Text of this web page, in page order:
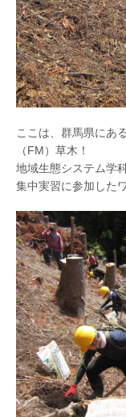
ここは、群馬県にあ
（FM）草木！
地域生態システム学
集中実習に参加したワ